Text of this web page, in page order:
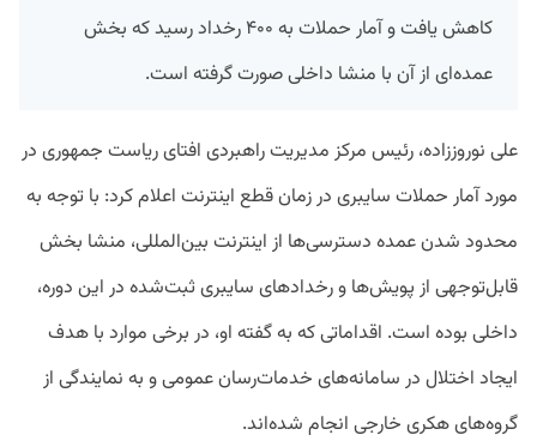
کاهش یافت و آمار حملات به ۴۰۰ رخداد رسید که بخش
عمده‌ای از آن با منشا داخلی صورت گرفته است.
علی نوروززاده، رئیس مرکز مدیریت راهبردی افتای ریاست جمهوری در
مورد آمار حملات سایبری در زمان قطع اینترنت اعلام کرد: با توجه به
محدود شدن عمده دسترسی‌ها از اینترنت بین‌المللی، منشا بخش
قابل‌توجهی از پویش‌ها و رخدادهای سایبری ثبت‌شده در این دوره،
داخلی بوده است. اقداماتی که به گفته او، در برخی موارد با هدف
ایجاد اختلال در سامانه‌های خدمات‌رسان عمومی و به نمایندگی از
گروه‌های هکری خارجی انجام شده‌اند.